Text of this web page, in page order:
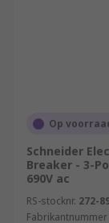
Op
Schneider
Breaker - 3-
690V ac
RS-stocknr. 272-
Fabrikantnummer